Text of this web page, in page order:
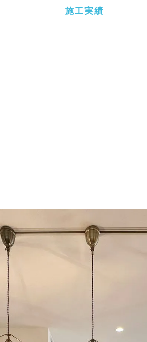
施工実績